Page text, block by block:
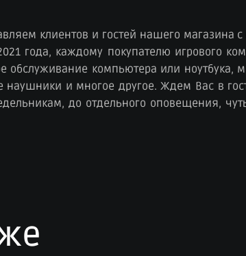
клиентов и гостей нашего
года, каждому покупателю игрового
обслуживание компьютера или
наушники и многое другое. Ждем Вас в
до отдельного оповещения,